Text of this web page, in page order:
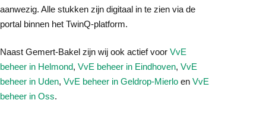
aanwezig. Alle stukken zijn digitaal in te zien via de
portal binnen het TwinQ-platform.
Naast Gemert-Bakel zijn wij ook actief voor VvE
beheer in Helmond, VvE beheer in Eindhoven, VvE
beheer in Uden, VvE beheer in Geldrop-Mierlo en VvE
beheer in Oss.